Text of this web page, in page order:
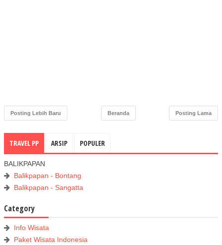
Posting Lebih Baru Posting Lama
Beranda
TRAVEL PP ARSIP POPULER
BALIKPAPAN
Balikpapan - Bontang
Balikpapan - Sangatta
Category
Info Wisata
Paket Wisata Indonesia